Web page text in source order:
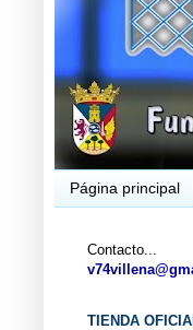
Página principal
Contacto...
TIENDA